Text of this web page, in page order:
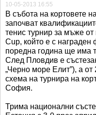
10-05-2013 16:55
В събота на кортовете
започват
тенис турнир за мъже
Cup, който е с
поредна година ще има
След Пловдив е
„Черно море Елит”), а
схема на турнира на
София.
Трима национални